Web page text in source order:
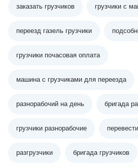
заказать грузчиков грузчики с
переезд газель грузчики
грузчики почасовая оплата
машина с грузчиками для переезда
разнорабочий на день бригада
грузчики разнорабочие
разгрузчики бригада грузчиков